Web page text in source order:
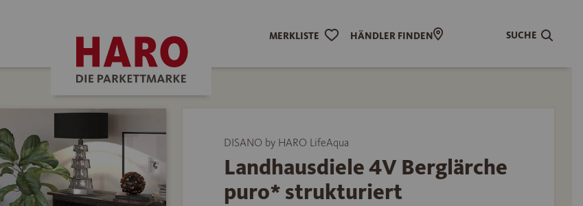
MERKLISTE HÄNDLER FINDEN SUCHE
DISANO by HARO LifeAqua
Landhausdiele 4V Berglärche
puro* strukturiert